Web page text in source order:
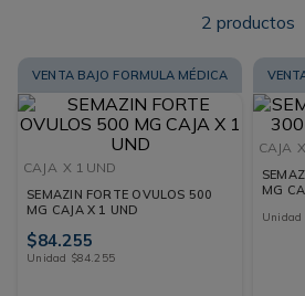
2 productos
VENTA BAJO FORMULA MÉDICA
CAJA X 1 UND
SEMAZIN FORTE OVULOS 500
MG CAJA X 1 UND
$84.255
Unidad $84 255
CAJA
MG
Unidad